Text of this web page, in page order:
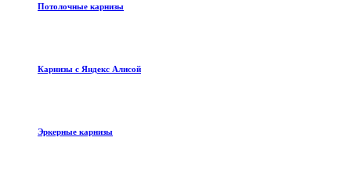
Потолочные карнизы
Карнизы с Яндекс Алисой
Эркерные карнизы